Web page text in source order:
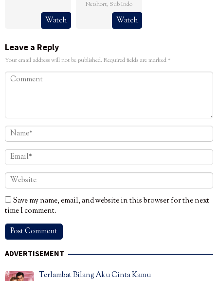
Watch
Netshort, Sub Indo
Watch
Leave a Reply
Your email address will not be published. Required fields are marked*
Save my name, email, and website in this browser for the next
time I comment.
ADVERTISEMENT
Terlambat Bilang Aku Cinta Kamu